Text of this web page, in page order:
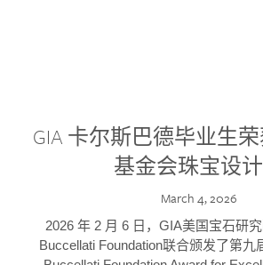
GIA 卡尔斯巴德毕业生
基金会珠宝设
March 4, 2026
2026 年 2 月 6 日，GIA美国宝石研
Buccellati Foundation联合颁发了第九